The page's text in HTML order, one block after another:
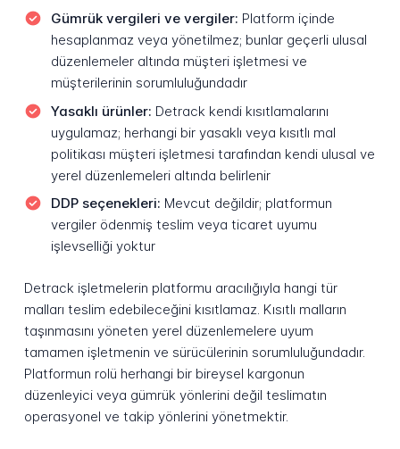
Gümrük vergileri ve vergiler: Platform içinde
hesaplanmaz veya yönetilmez; bunlar geçerli ulusal
düzenlemeler altında müşteri işletmesi ve
müşterilerinin sorumluluğundadır
Yasaklı ürünler: Detrack kendi kısıtlamalarını
uygulamaz; herhangi bir yasaklı veya kısıtlı mal
politikası müşteri işletmesi tarafından kendi ulusal ve
yerel düzenlemeleri altında belirlenir
DDP seçenekleri: Mevcut değildir; platformun
vergiler ödenmiş teslim veya ticaret uyumu
işlevselliği yoktur
Detrack işletmelerin platformu aracılığıyla hangi tür
malları teslim edebileceğini kısıtlamaz. Kısıtlı malların
taşınmasını yöneten yerel düzenlemelere uyum
tamamen işletmenin ve sürücülerinin sorumluluğundadır.
Platformun rolü herhangi bir bireysel kargonun
düzenleyici veya gümrük yönlerini değil teslimatın
operasyonel ve takip yönlerini yönetmektir.